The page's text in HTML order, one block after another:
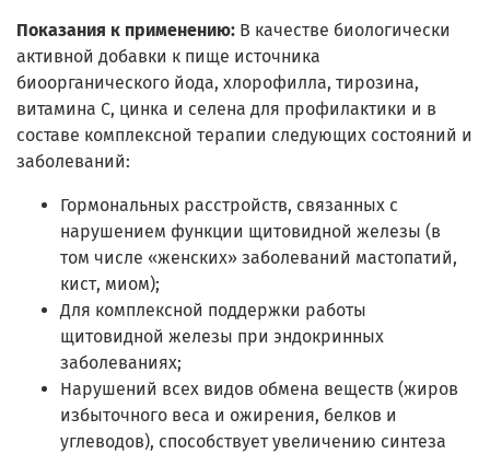
Показания к применению: В качестве биологически
активной добавки к пище источника
биоорганического йода, хлорофилла, тирозина,
витамина С, цинка и селена для профилактики и в
составе комплексной терапии следующих состояний и
заболеваний:
Гормональных расстройств, связанных с
нарушением функции щитовидной железы (в
том числе «женских» заболеваний мастопатий,
кист, миом);
Для комплексной поддержки работы
щитовидной железы при эндокринных
заболеваниях;
Нарушений всех видов обмена веществ (жиров
избыточного веса и ожирения, белков и
углеводов), способствует увеличению синтеза